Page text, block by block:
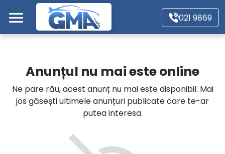
Mergi direct la conținutul principal
021 9869
Autoturisme
Motociclete
Autoutilitare
Anunțul nu mai este online
Ne pare rău, acest anunț nu mai este disponibil. Mai
jos găsești ultimele anunțuri publicate care te-ar
putea interesa.